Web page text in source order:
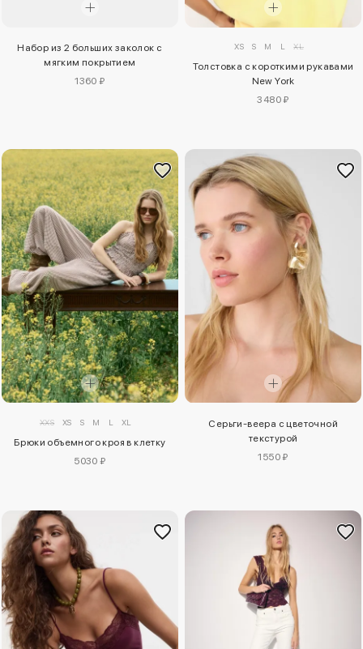
Набор из 2 больших заколок с
мягким покрытием
1360 ₽
XS S M L XL
Толстовка с короткими рукавами
New York
3480 ₽
XXS XS S M L XL
Брюки объемного кроя в клетку
5030 ₽
Серьги-веера с цветочной
текстурой
1550 ₽